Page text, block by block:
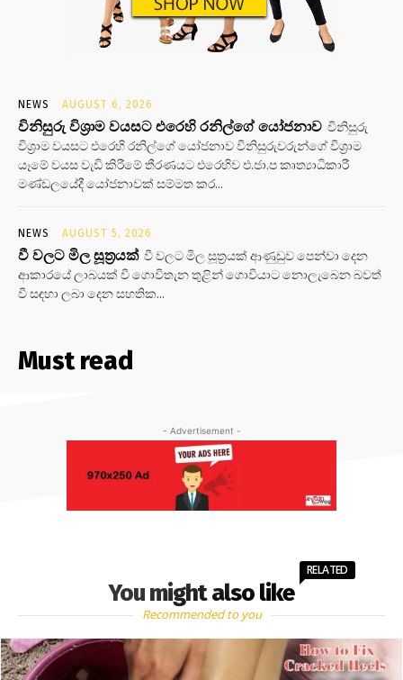
NEWS AUGUST 6, 2026
විනිසුරු විශ්‍රාම වයසට එරෙහි රනිල්ගේ යෝජනාව විනිසුරු
විශ්‍රාම වයසට එරෙහි රනිල්ගේ යෝජනාව විනිසුරුවරුන්ගේ විශ්‍රාම
යෑමේ වයස වැඩි කිරීමේ තීරණයට එරෙහිව එ.ජා.ප කෘත්‍යාධිකාරී
මණ්ඩලයේදී යෝජනාවක් සම්මත කර...
NEWS AUGUST 5, 2026
වී වලට මිල සූත්‍රයක් වී වලට මිල සූත්‍රයක් ආණුඩුව පෙන්වා දෙන
ආකාරයේ ලාබයක් වී ගොවිතැන තුළින් ගොවියාට නොලැබෙන බවත්
වී සඳහා ලබා දෙන සහතික...
Must read
- Advertisement -
You might also like
RELATED
Recommended to you